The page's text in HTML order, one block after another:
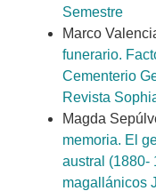
Semestre
Marco
funerario.
Cementerio
Revista
Magda
memoria. El
austral (1880-
magallánicos